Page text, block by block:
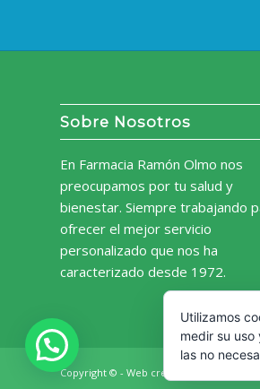
Sobre Nosotros
En Farmacia Ramón Olmo nos
preocupamos por tu salud y
bienestar. Siempre trabajando
ofrecer el mejor servicio
personalizado que nos ha
caracterizado desde 1972.
Copyright © - Web creada por
Utilizamos
medir su
las no